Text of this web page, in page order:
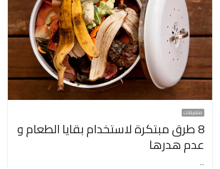
متفرقات
8 طرق مبتكرة لاستخدام بقايا الطعام و
عدم هدرها
…